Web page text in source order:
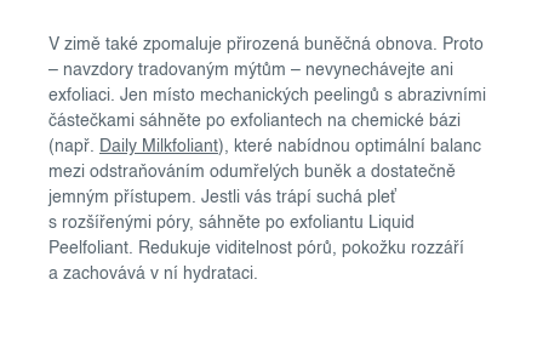
V zimě také zpomaluje přirozená buněčná obnova. Proto
– navzdory tradovaným mýtům – nevynechávejte ani
exfoliaci. Jen místo mechanických peelingů s abrazivními
částečkami sáhněte po exfoliantech na chemické bázi
(např. Daily Milkfoliant), které nabídnou optimální balanc
mezi odstraňováním odumřelých buněk a dostatečně
jemným přístupem. Jestli vás trápí suchá pleť
s rozšířenými póry, sáhněte po exfoliantu Liquid
Peelfoliant. Redukuje viditelnost pórů, pokožku rozzáří
a zachovává v ní hydrataci.